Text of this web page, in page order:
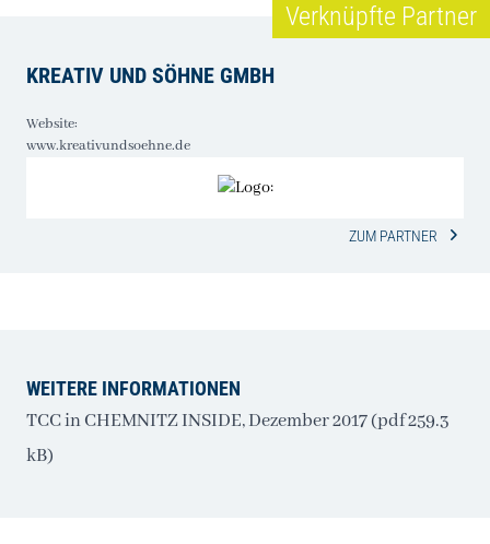
Verknüpfte Partner
KREATIV UND SÖHNE GMBH
Website:
www.kreativundsoehne.de
ZUM PARTNER
WEITERE INFORMATIONEN
TCC in CHEMNITZ INSIDE, Dezember 2017 (pdf 259.3
kB)